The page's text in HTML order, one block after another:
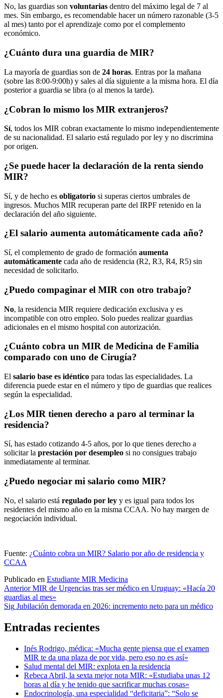
No, las guardias son voluntarias dentro del máximo legal de 7 al
mes. Sin embargo, es recomendable hacer un número razonable (3-5
al mes) tanto por el aprendizaje como por el complemento
económico.
¿Cuánto dura una guardia de MIR?
La mayoría de guardias son de 24 horas. Entras por la mañana
(sobre las 8:00-9:00h) y sales al día siguiente a la misma hora. El día
posterior a guardia se libra (o al menos la tarde).
¿Cobran lo mismo los MIR extranjeros?
Sí, todos los MIR cobran exactamente lo mismo independientemente
de su nacionalidad. El salario está regulado por ley y no discrimina
por origen.
¿Se puede hacer la declaración de la renta siendo
MIR?
Sí, y de hecho es obligatorio si superas ciertos umbrales de
ingresos. Muchos MIR recuperan parte del IRPF retenido en la
declaración del año siguiente.
¿El salario aumenta automáticamente cada año?
Sí, el complemento de grado de formación aumenta
automáticamente cada año de residencia (R2, R3, R4, R5) sin
necesidad de solicitarlo.
¿Puedo compaginar el MIR con otro trabajo?
No, la residencia MIR requiere dedicación exclusiva y es
incompatible con otro empleo. Solo puedes realizar guardias
adicionales en el mismo hospital con autorización.
¿Cuánto cobra un MIR de Medicina de Familia
comparado con uno de Cirugía?
El salario base es idéntico para todas las especialidades. La
diferencia puede estar en el número y tipo de guardias que realices
según la especialidad.
¿Los MIR tienen derecho a paro al terminar la
residencia?
Sí, has estado cotizando 4-5 años, por lo que tienes derecho a
solicitar la prestación por desempleo si no consigues trabajo
inmediatamente al terminar.
¿Puedo negociar mi salario como MIR?
No, el salario está regulado por ley y es igual para todos los
residentes del mismo año en la misma CCAA. No hay margen de
negociación individual.
Fuente: ¿Cuánto cobra un MIR? Salario por año de residencia y
CCAA
Publicado en Estudiante MIR Medicina
Navegación
de
Anterior MIR de Urgencias tras ser médico en Uruguay: «Hacía 20
guardias al mes»
Sig Jubilación demorada en 2026: incremento neto para un médico
Entradas recientes
Inés Rodrigo, médica: «Mucha gente piensa que el examen
MIR te da una plaza de por vida, pero eso no es así»
Salud mental del MIR: explota en la residencia
Rebeca Abril, la sexta mejor nota MIR: «Estudiaba unas 12
horas al día y he tenido que sacrificar muchas cosas»
Endocrinología, una especialidad “deficitaria”: “Solo se